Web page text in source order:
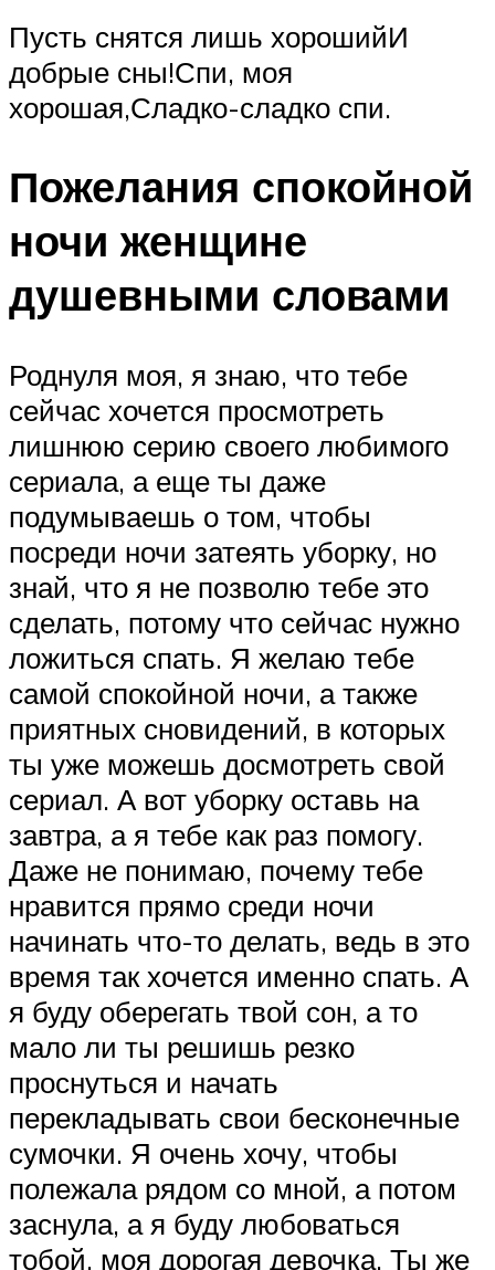
Пусть снятся лишь хорошийИ
добрые сны!Спи, моя
хорошая,Сладко-сладко спи.
Пожелания спокойной
ночи женщине
душевными словами
Роднуля моя, я знаю, что тебе
сейчас хочется просмотреть
лишнюю серию своего любимого
сериала, а еще ты даже
подумываешь о том, чтобы
посреди ночи затеять уборку, но
знай, что я не позволю тебе это
сделать, потому что сейчас нужно
ложиться спать. Я желаю тебе
самой спокойной ночи, а также
приятных сновидений, в которых
ты уже можешь досмотреть свой
сериал. А вот уборку оставь на
завтра, а я тебе как раз помогу.
Даже не понимаю, почему тебе
нравится прямо среди ночи
начинать что-то делать, ведь в это
время так хочется именно спать. А
я буду оберегать твой сон, а то
мало ли ты решишь резко
проснуться и начать
перекладывать свои бесконечные
сумочки. Я очень хочу, чтобы
полежала рядом со мной, а потом
заснула, а я буду любоваться
тобой, моя дорогая девочка. Ты же